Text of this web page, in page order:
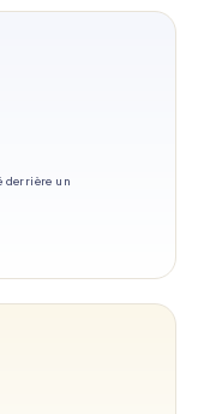
derrière un